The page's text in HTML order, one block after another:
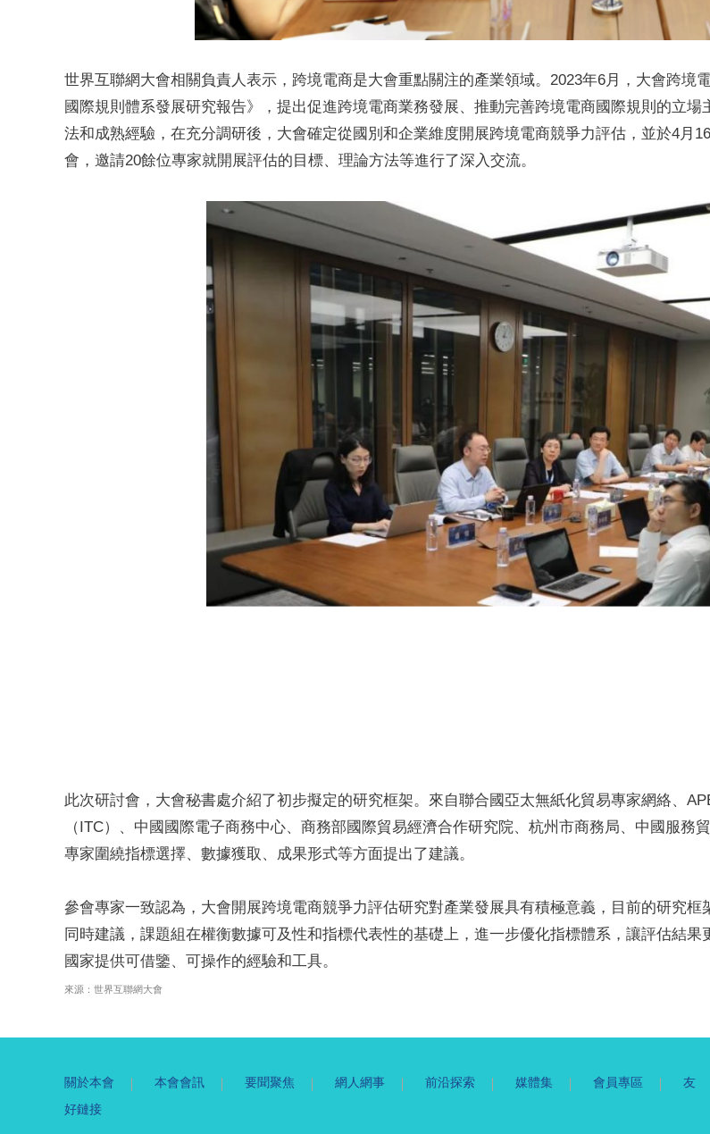
世界互聯網大會相關負責人表示，跨境電商是大會重點關注的產業領域。2023年6月，大會跨境
國際規則體系發展研究報告》，提出促進跨境電商業務發展、推動完善跨境電商國際規則的立
法和成熟經驗，在充分調研後，大會確定從國別和企業維度開展跨境電商競爭力評估，並於4月
會，邀請20餘位專家就開展評估的目標、理論方法等進行了深入交流。
此次研討會，大會秘書處介紹了初步擬定的研究框架。來自聯合國亞太無紙化貿易專家網絡、
（ITC）、中國國際電子商務中心、商務部國際貿易經濟合作研究院、杭州市商務局、中國服
專家圍繞指標選擇、數據獲取、成果形式等方面提出了建議。
參會專家一致認為，大會開展跨境電商競爭力評估研究對產業發展具有積極意義，目前的研究
同時建議，課題組在權衡數據可及性和指標代表性的基礎上，進一步優化指標體系，讓評估結
國家提供可借鑒、可操作的經驗和工具。
來源：世界互聯網大會
關於本會 本會會訊 要聞聚焦 網人網事 前沿探索 媒體集 會員專區
友
好鏈接